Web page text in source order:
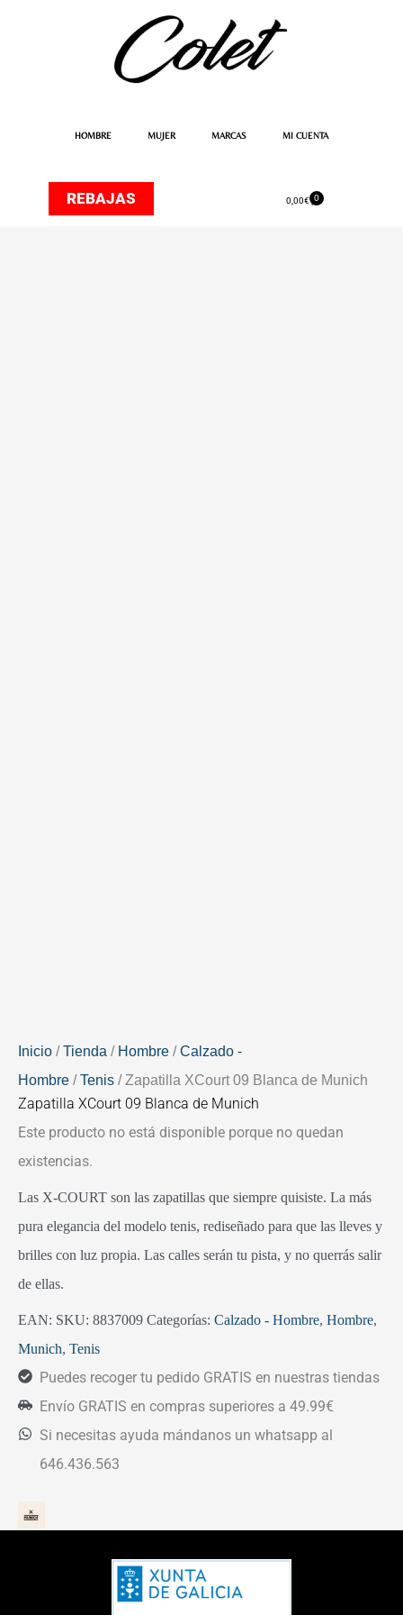
HOMBRE MUJER MARCAS MI CUENTA
REBAJAS 0,00€ 0
Carrito
Inicio /Tienda / Hombre /Calzado -
Hombre /Tenis / Zapatilla XCourt 09 Blanca de Munich
Zapatilla XCourt 09 Blanca de Munich
Este producto no está disponible porque no quedan
existencias.
Las X-COURT son las zapatillas que siempre quisiste. La más
pura elegancia del modelo tenis, rediseñado para que las lleves y
brilles con luz propia. Las calles serán tu pista, y no querrás salir
de ellas.
EAN: SKU: 8837009 Categorías: Calzado - Hombre, Hombre,
Munich, Tenis
Puedes recoger tu pedido GRATIS en nuestras tiendas
Envío GRATIS en compras superiores a 49.99€
Si necesitas ayuda mándanos un whatsapp al
646.436.563